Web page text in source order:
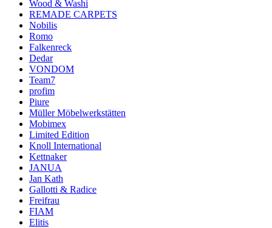
Wood & Washi
REMADE CARPETS
Nobilis
Romo
Falkenreck
Dedar
VONDOM
Team7
profim
Piure
Müller Möbelwerkstätten
Mobimex
Limited Edition
Knoll International
Kettnaker
JANUA
Jan Kath
Gallotti & Radice
Freifrau
FIAM
Elitis